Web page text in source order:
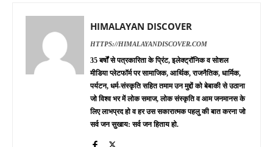
HIMALAYAN DISCOVER
HTTPS://HIMALAYANDISCOVER.COM
35 बर्षों से पत्रकारिता के प्रिंट, इलेक्ट्रॉनिक व सोशल
मीडिया प्लेटफॉर्म पर सामाजिक, आर्थिक, राजनैतिक, धार्मिक,
पर्यटन, धर्म-संस्कृति सहित तमाम उन मुद्दों को बेबाकी से उठाना
जो विश्व भर में लोक समाज, लोक संस्कृति व आम जनमानस के
लिए लाभप्रद हो व हर उस सकारात्मक पहलु की बात करना जो
सर्व जन सुखाय: सर्व जन हिताय हो.